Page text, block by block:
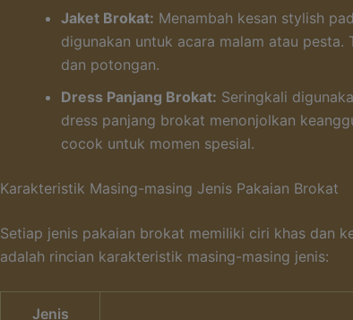
Jaket Brokat: Menambah kesan stylish
digunakan untuk acara malam atau pesta.
dan potongan.
Dress Panjang Brokat: Seringkali
dress panjang brokat menonjolkan
cocok untuk momen spesial.
Karakteristik Masing-masing Jenis Pakaian Brokat
Setiap jenis pakaian brokat memiliki ciri khas dan
adalah rincian karakteristik masing-masing jenis:
Jenis